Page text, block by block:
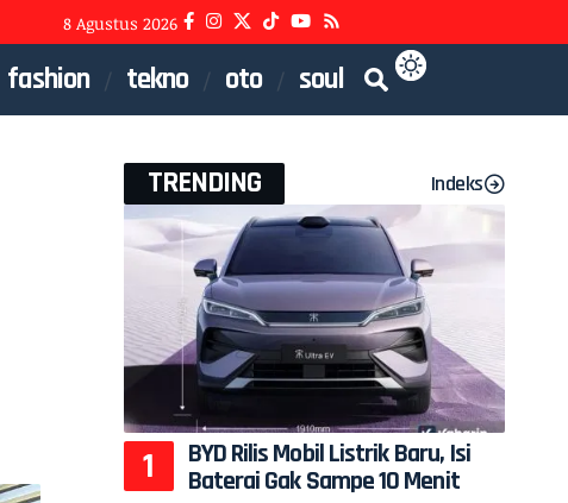
8 Agustus 2026
fashion tekno oto soul
TRENDING Indeks
BYD Rilis Mobil Listrik Baru, Isi
Baterai Gak Sampe 10 Menit